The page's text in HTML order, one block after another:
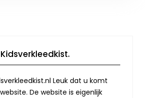
Leuk dat u komt
De website is eigenlijk